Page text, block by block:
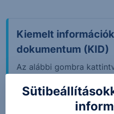
Kiemelt
dokumentum (KID)
Az alábbi gombra
dokumentumát PDF